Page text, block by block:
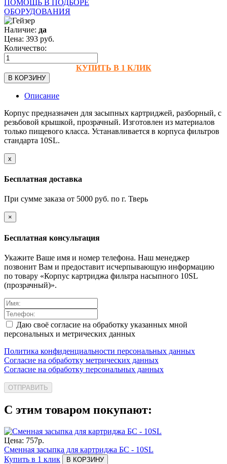
ПОМОЩЬ В ПОДБОРЕ
ОБОРУДОВАНИЯ
Наличие: да
Цена: 393 руб.
Количество:
КУПИТЬ В 1 КЛИК
В КОРЗИНУ
Описание
Корпус предназначен для засыпных картриджей, разборный, с
резьбовой крышкой, прозрачный. Изготовлен из материалов
только пищевого класса. Устанавливается в корпуса фильтров
стандарта 10SL.
х
Бесплатная доставка
При сумме заказа от 5000 руб. по г. Тверь
×
Бесплатная консультация
Укажите Ваше имя и номер телефона. Наш менеджер
позвонит Вам и предоставит исчерпывающую информацию
по товару «Корпус картриджа фильтра насыпного 10SL
(прозрачный)».
Даю своё согласие на обработку указанных мной
персональных и метрических данных
Политика конфиденциальности персональных данных
Согласие на обработку метрических данных
Согласие на обработку персональных данных
ОТПРАВИТЬ
С этим товаром покупают:
Цена: 757р.
Сменная засыпка для картриджа БС - 10SL
Купить в 1 клик
В КОРЗИНУ